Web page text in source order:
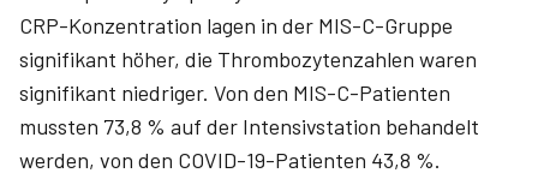
CRP-Konzentration lagen in der MIS-C-Gruppe
signifikant höher, die Thrombozytenzahlen waren
signifikant niedriger. Von den MIS-C-Patienten
mussten 73,8 % auf der Intensivstation behandelt
werden, von den COVID-19-Patienten 43,8 %.